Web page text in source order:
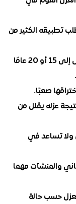
الكثير من
لها عمر طويل نسبيًا يصل إلى 10 سنوات ويصل إلى 15 أو 20 عامًا
يقلل من
في
مهما
حالة